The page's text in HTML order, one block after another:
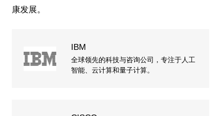
康发展。
IBM
全球领先的科技与咨询公司，专注于人工
智能、云计算和量子计算。